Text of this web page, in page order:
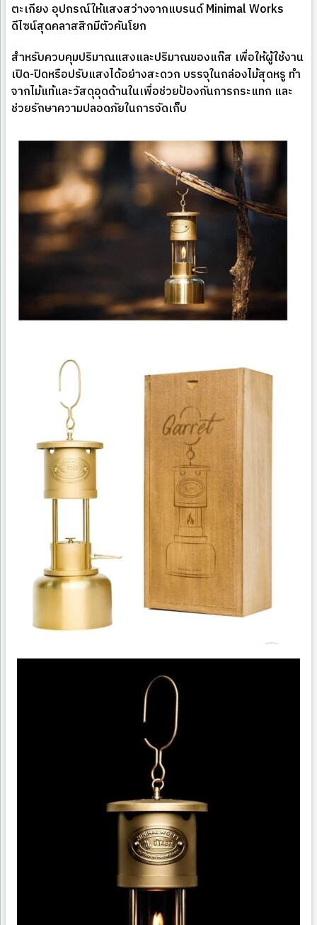
ตะเกียง อุปกรณ์ให้แสงสว่างจากแบรนด์ Minimal Works
ดีไซน์สุดคลาสสิกมีตัวคันโยก
สำหรับควบคุมปริมาณแสงและปริมาณของแก๊ส เพื่อให้ผู้ใช้งาน
เปิด-ปิดหรือปรับแสงได้อย่างสะดวก บรรจุในกล่องไม้สุดหรู ทำ
จากไม้แท้และวัสดุอุดด้านในเพื่อช่วยป้องกันการกระแทก และ
ช่วยรักษาความปลอดภัยในการจัดเก็บ